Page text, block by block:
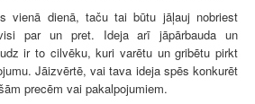
vienā dienā, taču tai būtu jāļauj nobriest
par un pret. Ideja arī jāpārbauda un
ir to cilvēku, kuri varētu un gribētu pirkt
Jāizvērtē, vai tava ideja spēs konkurēt
precēm vai pakalpojumiem.